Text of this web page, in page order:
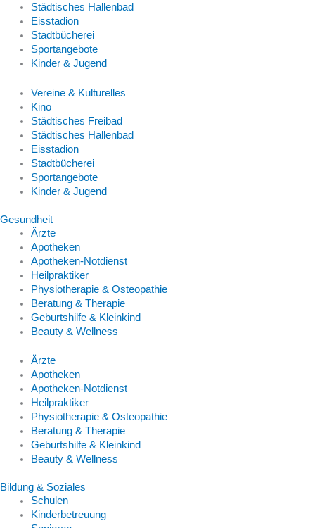
Städtisches Hallenbad
Eisstadion
Stadtbücherei
Sportangebote
Kinder & Jugend
Vereine & Kulturelles
Kino
Städtisches Freibad
Städtisches Hallenbad
Eisstadion
Stadtbücherei
Sportangebote
Kinder & Jugend
Gesundheit
Ärzte
Apotheken
Apotheken-Notdienst
Heilpraktiker
Physiotherapie & Osteopathie
Beratung & Therapie
Geburtshilfe & Kleinkind
Beauty & Wellness
Ärzte
Apotheken
Apotheken-Notdienst
Heilpraktiker
Physiotherapie & Osteopathie
Beratung & Therapie
Geburtshilfe & Kleinkind
Beauty & Wellness
Bildung & Soziales
Schulen
Kinderbetreuung